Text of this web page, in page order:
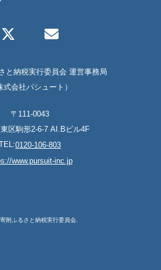
と納税実行委員会 運営事務局
式会社パシュート）
〒111-0043
区駒形2-6-7 AI.Bビル4F
0120-106-803
www.pursuit-inc.jp
附ふるさと納税実行委員会.